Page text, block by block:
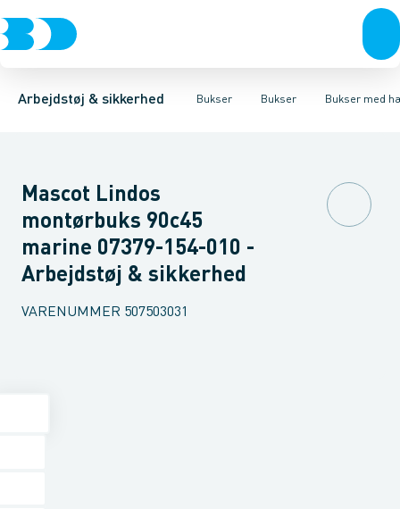
Arbejdstøj & sikkerhed Bukser
Trøjer & t-shirtsBukser Overtøj & huer Undertøj & sokkerSko
Bukser
BukserKnickers & Shorts OverallsKedeldragter Knæskånere
Bukser med
Bukser med hængelommer Bukser med lårlommer
Mascot Lindos
montørbuks 90c45
marine 07379-154-010 -
Arbejdstøj & sikkerhed
VARENUMMER 507503031